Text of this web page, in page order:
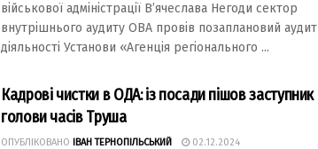
військової адміністрації В’ячеслава Негоди сектор
внутрішнього аудиту ОВА провів позаплановий аудит
діяльності Установи «Агенція регіонального ...
Кадрові чистки в ОДА: із посади пішов заступник
голови часів Труша
ОПУБЛІКОВАНО ІВАН ТЕРНОПІЛЬСЬКИЙ 02.12.2024